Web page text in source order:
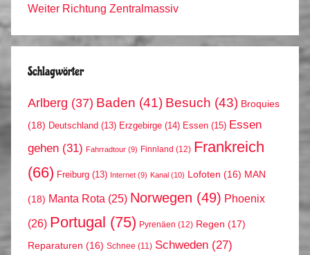
Weiter Richtung Zentralmassiv
Schlagwörter
Arlberg (37) Baden (41) Besuch (43) Broquies
(18) Deutschland (13) Erzgebirge (14) Essen (15) Essen
gehen (31) Fahrradtour (9) Finnland (12) Frankreich
(66) Freiburg (13) Internet (9) Kanal (10) Lofoten (16) MAN
(18) Manta Rota (25) Norwegen (49) Phoenix
(26) Portugal (75) Pyrenäen (12) Regen (17)
Reparaturen (16) Schnee (11) Schweden (27)